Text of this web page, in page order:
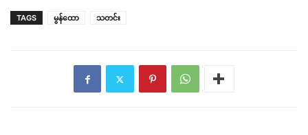
TAGS မွန်ထော သတင်း